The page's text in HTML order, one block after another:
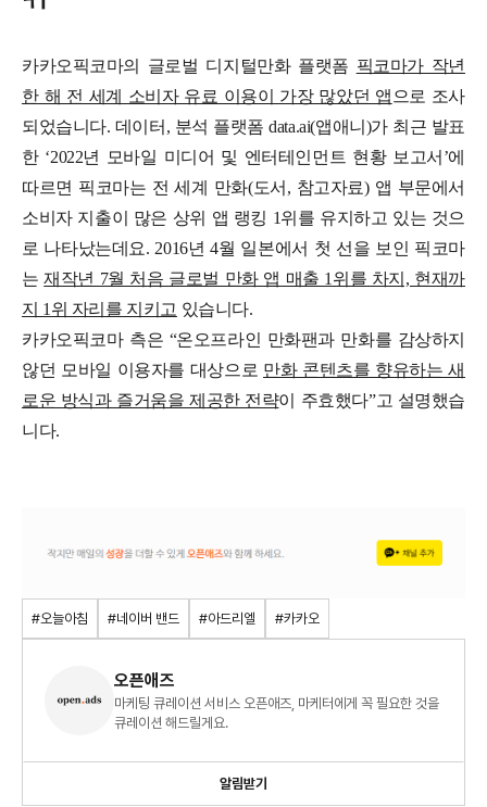
카카오픽코마의 글로벌 디지털만화 플랫폼 픽코마가 작년
한 해 전 세계 소비자 유료 이용이 가장 많았던 앱 으로 조사
되었습니다. 데이터, 분석 플랫폼 data.ai(앱애니)가 최근 발표
한 ‘2022년 모바일 미디어 및 엔터테인먼트 현황 보고서’에
따르면 픽코마는 전 세계 만화(도서, 참고자료) 앱 부문에서
소비자 지출이 많은 상위 앱 랭킹 1위를 유지하고 있는 것으
로 나타났는데요. 2016년 4월 일본에서 첫 선을 보인 픽코마
는재작년 7월 처음 글로벌 만화 앱 매출 1위를 차지, 현재까
지 1위 자리를 지키고 있습니다.
카카오픽코마 측은 “온오프라인 만화팬과 만화를 감상하지
않던 모바일 이용자를 대상으로 만화 콘텐츠를 향유하는 새
로운 방식과 즐거움을 제공한 전략이 주효했다”고 설명했습
니다.
#오늘아침 #네이버 밴드 #아드리엘 #카카오
오픈애즈
마케팅 큐레이션 서비스 오픈애즈, 마케터에게 꼭 필요한 것을
큐레이션 해드릴게요.
알림받기